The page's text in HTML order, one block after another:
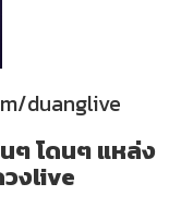
duanglive
ๆ โดนๆ แหล่ง
งlive